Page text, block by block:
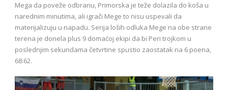
Mega da poveže odbranu, Primorska je teže dolazila do koša u
narednim minutima, ali igrači Mege to nisu uspevali da
materijalizuju u napadu. Serija loših odluka Mege na obe strane
terena je donela plus 9 domaćoj ekipi da bi Peri trojkom u
poslednjim sekundama četvrtine spustio zaostatak na 6 poena,
68:62.